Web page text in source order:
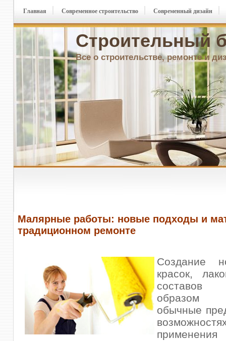
Строительный
Все о строительстве, ремонте и
Главная Современное строительство Современный дизайн
Малярные работы: новые подходы и
традиционном ремонте
Создание
красок,
составов
образом
обычные